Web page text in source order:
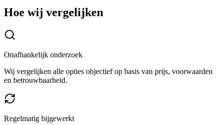
Hoe wij vergelijken
Onafhankelijk onderzoek
Wij vergelijken alle opties objectief op basis van prijs, voorwaarden
en betrouwbaarheid.
Regelmatig bijgewerkt